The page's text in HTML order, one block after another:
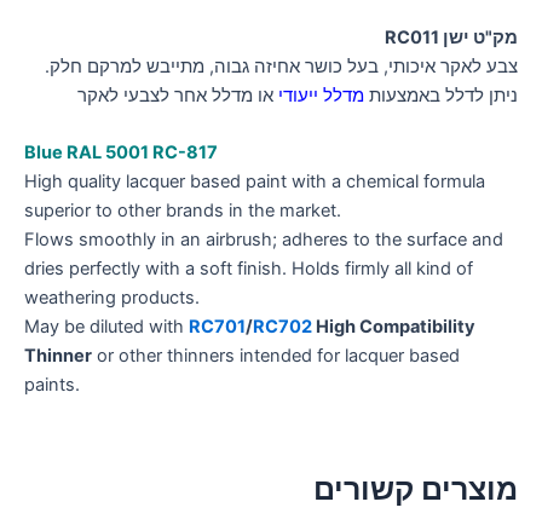
מק"ט ישן RC011
צבע לאקר איכותי, בעל כושר אחיזה גבוה, מתייבש למרקם חלק.
ניתן לדלל באמצעות מדלל ייעודי או מדלל אחר לצבעי לאקר
Blue RAL 5001 RC-817
High quality lacquer based paint with a chemical formula
superior to other brands in the market.
Flows smoothly in an airbrush; adheres to the surface and
dries perfectly with a soft finish. Holds firmly all kind of
weathering products.
May be diluted with RC701/RC702 High Compatibility
Thinner or other thinners intended for lacquer based
paints.
מוצרים קשורים